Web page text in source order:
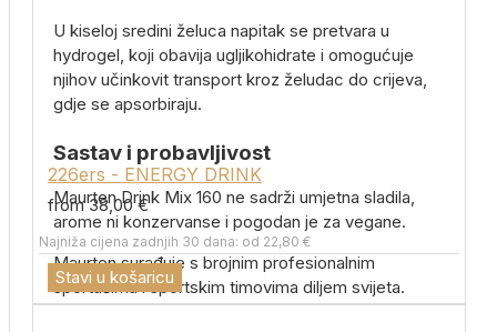
U kiseloj sredini želuca napitak se pretvara u
hydrogel, koji obavija ugljikohidrate i omogućuje
njihov učinkovit transport kroz želudac do crijeva,
gdje se apsorbiraju.
Sastav i probavljivost
Maurten Drink Mix 160 ne sadrži umjetna sladila,
arome ni konzervanse i pogodan je za vegane.
Maurten surađuje s brojnim profesionalnim
sportašima i sportskim timovima diljem svijeta.
226ers - ENERGY DRINK
from 38,00 €
Najniža cijena zadnjih 30 dana: od 22,80 €
Stavi u košaricu